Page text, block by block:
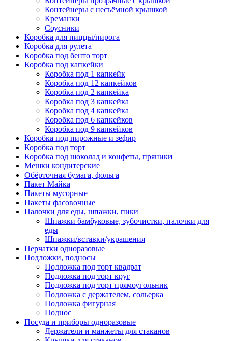
Контейнеры с несъёмной крышкой
Креманки
Соусники
Коробка для пиццы/пирога
Коробка для рулета
Коробка под бенто торт
Коробка под капкейки
Коробка под 1 капкейк
Коробка под 12 капкейков
Коробка под 2 капкейка
Коробка под 3 капкейка
Коробка под 4 капкейка
Коробка под 6 капкейков
Коробка под 9 капкейков
Коробка под пирожные и зефир
Коробка под торт
Коробка под шоколад и конфеты, пряники
Мешки кондитерские
Обёрточная бумага, фольга
Пакет Майка
Пакеты мусорные
Пакеты фасовочные
Палочки для еды, шпажки, пики
Шпажки бамбуковые, зубочистки, палочки для
еды
Шпажки/вставки/украшения
Перчатки одноразовые
Подложки, подносы
Подложка под торт квадрат
Подложка под торт круг
Подложка под торт прямоугольник
Подложка с держателем, сольерка
Подложка фигурная
Поднос
Посуда и приборы одноразовые
Держатели и манжеты для стаканов